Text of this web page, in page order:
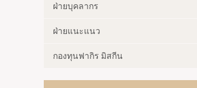
ฝ่ายบุคลากร
ฝ่ายแนะแนว
กองทุนฟากิร มิสกีน